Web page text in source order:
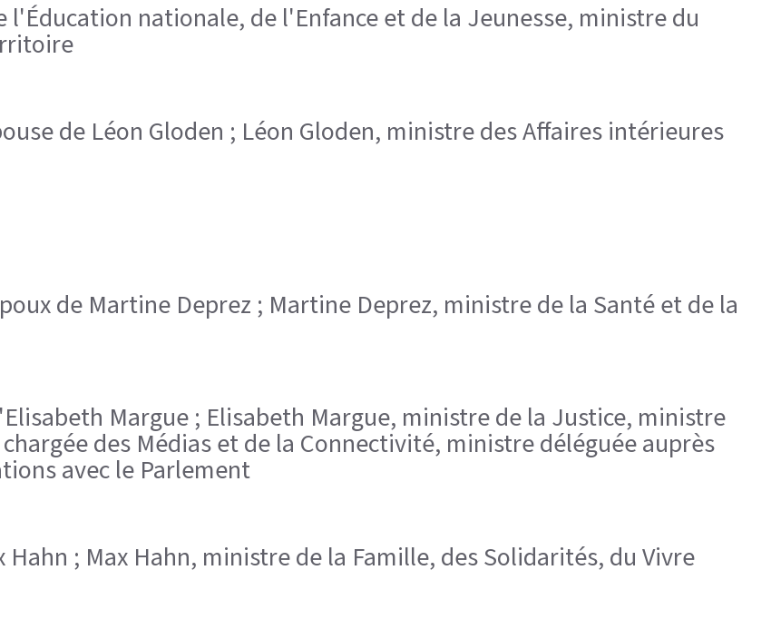
l'Éducation nationale, de l'Enfance et de la Jeunesse, ministre du
de Léon Gloden ; Léon Gloden, ministre des Affaires intérieures
de Martine Deprez ; Martine Deprez, ministre de la Santé et de la
Margue ; Elisabeth Margue, ministre de la Justice, ministre
des Médias et de la Connectivité, ministre déléguée auprès
avec le Parlement
Hahn ; Max Hahn, ministre de la Famille, des Solidarités, du Vivre